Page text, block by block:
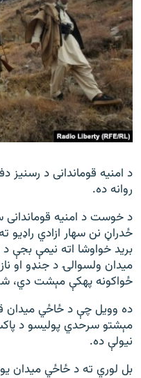
د امنیه قوماندانی د
روانه ده.
د خوست د امنیه
ځدراڼ نن سهار ازادي
میدان ولسوالۍ د جنډو او
ځواکونه په‎کې مېشت دي، شوی دی.
ده وویل چې د ځاځي میدان
مېشتو سرحدي پولیسو د
نیولې ده.
بل لوري ته د ځاځي میدان